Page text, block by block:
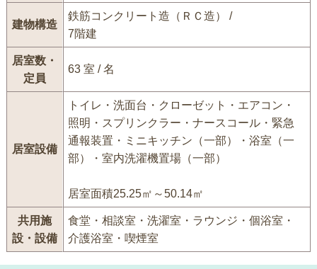
建物構造
鉄筋コンクリート造（ＲＣ造） /
7階建
居室数・
定員
63 室 / 名
居室設備
トイレ・洗面台・クローゼット・エアコン・
照明・スプリンクラー・ナースコール・緊急
通報装置・ミニキッチン（一部）・浴室（一
部）・室内洗濯機置場（一部）
居室面積25.25㎡～50.14㎡
共用施
設・設備
食堂・相談室・洗濯室・ラウンジ・個浴室・
介護浴室・喫煙室